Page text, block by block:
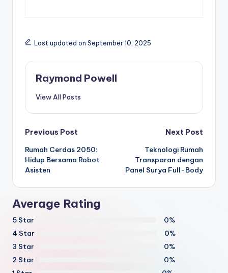
Last updated on September 10, 2025
Raymond Powell
View All Posts
Post
navigation
Previous Post
Rumah Cerdas 2050:
Hidup Bersama Robot
Asisten
Next Post
Teknologi Rumah
Transparan dengan
Panel Surya Full-Body
Average Rating
5 Star
0%
4 Star
0%
3 Star
0%
2 Star
0%